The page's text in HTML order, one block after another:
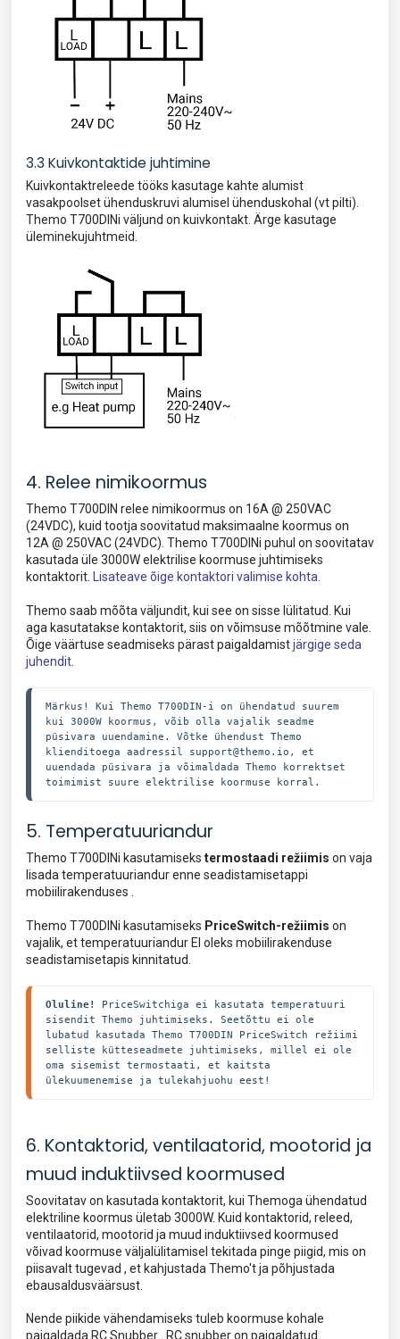
3.3 Kuivkontaktide juhtimine
Kuivkontaktreleede tööks kasutage kahte alumist
vasakpoolset ühenduskruvi alumisel ühenduskohal (vt pilti).
Themo T700DINi väljund on kuivkontakt. Ärge kasutage
üleminekujuhtmeid.
4. Relee nimikoormus
Themo T700DIN relee nimikoormus on 16A @ 250VAC
(24VDC), kuid tootja soovitatud maksimaalne koormus on
12A @ 250VAC (24VDC). Themo T700DINi puhul on soovitatav
kasutada üle 3000W elektrilise koormuse juhtimiseks
kontaktorit.
Lisateave õige kontaktori valimise kohta.
Themo saab mõõta väljundit, kui see on sisse lülitatud. Kui
aga kasutatakse kontaktorit, siis on võimsuse mõõtmine vale.
Õige väärtuse seadmiseks pärast paigaldamistjärgige seda
juhendit
Märkus! Kui Themo T700DIN-i on ühendatud suurem
kui 3000W koormus, võib olla vajalik seadme
püsivara uuendamine. Võtke ühendust Themo
klienditoega aadressil support@themo.io, et
uuendada püsivara ja võimaldada Themo korrektset
toimimist suure elektrilise koormuse korral.
5. Temperatuuriandur
Themo T700DINi kasutamiseks termostaadi režiimis on vaja
lisada temperatuuriandur enne seadistamisetappi
mobiilirakenduses .
Themo T700DINi kasutamiseks PriceSwitch-režiimis on
vajalik, et temperatuuriandur EI oleks mobiilirakenduse
seadistamisetapis kinnitatud.
Oluline!
PriceSwitchiga ei kasutata temperatuuri
sisendit Themo juhtimiseks. Seetõttu ei ole
lubatud kasutada Themo T700DIN PriceSwitch režiimi
selliste kütteseadmete juhtimiseks, millel ei ole
oma sisemist termostaati, et kaitsta
ülekuumenemise ja tulekahjuohu eest!
6. Kontaktorid, ventilaatorid, mootorid ja
muud induktiivsed koormused
Soovitatav on kasutada kontaktorit, kui Themoga ühendatud
elektriline koormus ületab 3000W. Kuid kontaktorid, releed,
ventilaatorid, mootorid ja muud induktiivsed koormused
võivad koormuse väljalülitamisel tekitada pinge piigid, mis on
piisavalt tugevad , et kahjustada Themo't ja põhjustada
ebausaldusväärsust.
Nende piikide vähendamiseks tuleb koormuse kohale
paigaldada RC Snubber . RC snubber on paigaldatud